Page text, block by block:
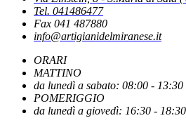
PUBBLICATO IL DECRETO CHE
LA PAUSA ESTIVA DEL FISCO
Tel. 041486477
Fax 041 487880
info@artigianidelmiranese.it
ORARI
MATTINO
da lunedì a sabato: 08:00 - 13:30
POMERIGGIO
da lunedì a giovedì: 16:30 - 18:30